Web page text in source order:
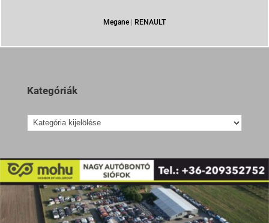
Megane | RENAULT
Kategóriák
Kategóriák